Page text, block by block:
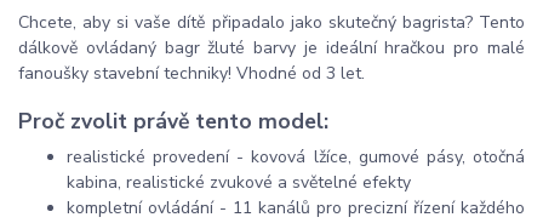
Chcete, aby si vaše dítě připadalo jako skutečný bagrista? Tento
dálkově ovládaný bagr žluté barvy je ideální hračkou pro malé
fanoušky stavební techniky! Vhodné od 3 let.
Proč zvolit právě tento model:
realistické provedení - kovová lžíce, gumové pásy, otočná
kabina, realistické zvukové a světelné efekty
kompletní ovládání - 11 kanálů pro precizní řízení každého